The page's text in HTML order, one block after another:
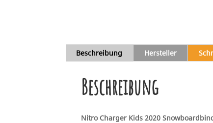
Beschreibung Hersteller
Beschreibung
Nitro Charger Kids 2020